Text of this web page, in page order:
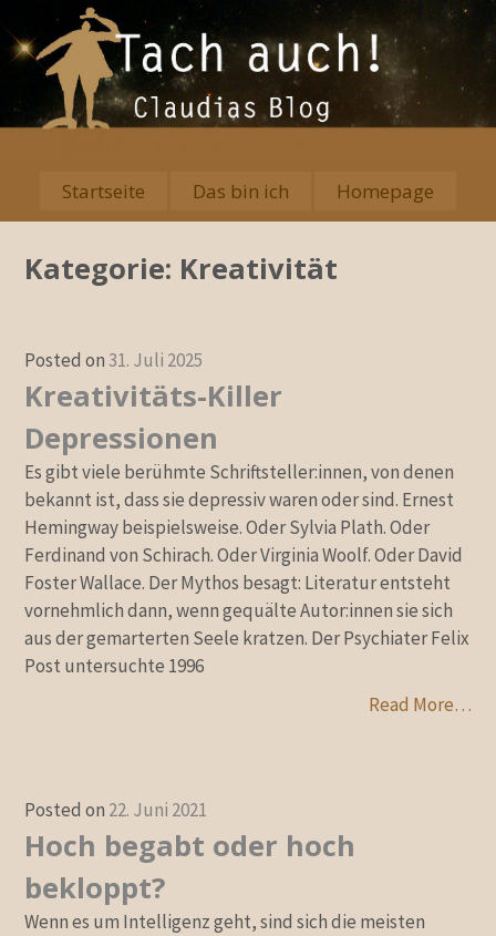
to
content
Primary
Menu
Startseite Das bin ich Homepage
Kategorie: Kreativität
Posted on31. Juli 2025
Kreativitäts-Killer
Depressionen
Es gibt viele berühmte Schriftsteller:innen, von denen
bekannt ist, dass sie depressiv waren oder sind. Ernest
Hemingway beispielsweise. Oder Sylvia Plath. Oder
Ferdinand von Schirach. Oder Virginia Woolf. Oder David
Foster Wallace. Der Mythos besagt: Literatur entsteht
vornehmlich dann, wenn gequälte Autor:innen sie sich
aus der gemarterten Seele kratzen. Der Psychiater Felix
Post untersuchte 1996
Read More…
Posted on 22. Juni 2021
Hoch begabt oder hoch
bekloppt?
Wenn es um Intelligenz geht, sind sich die meisten